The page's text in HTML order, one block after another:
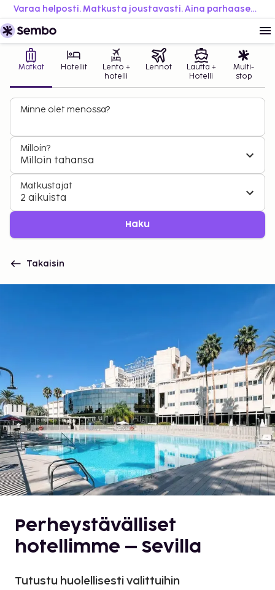
Varaa helposti. Matkusta joustavasti. Aina parhaaseen hintaan.
Matkat Hotellit
Lento +
hotelli
Lennot
Lautta +
Hotelli
Multi-
stop
Minne olet menossa?
Milloin?
Milloin tahansa
Matkustajat
2 aikuista
Haku
Takaisin
Perheystävälliset
hotellimme – Sevilla
Tutustu huolellisesti valittuihin